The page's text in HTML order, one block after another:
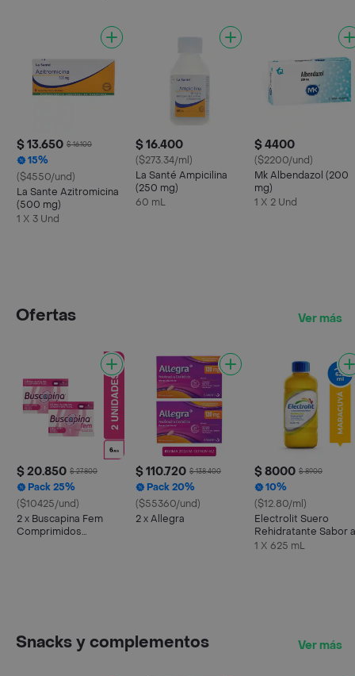
$ 13.650 $ 16.100
15%
($4550/und)
La Sante Azitromicina
(500 mg)
1 X 3 Und
$ 16.400
($273.34/ml)
La Santé Ampicilina
(250 mg)
60 mL
$ 4400
($2200/und)
Mk Albendazol (200
mg)
1 X 2 Und
Ofertas Ver más
$ 20.850 $ 27.800
Pack 25%
($10425/und)
2 x Buscapina Fem
Comprimidos
$ 110.720 $ 138.400
Pack 20%
($55360/und)
2 x Allegra
$ 8000 $ 8900
10%
($12.80/ml)
Electrolit Suero
Rehidratante Sabor a
Maracuyá
1 X 625 mL
Snacks y complementos Ver más